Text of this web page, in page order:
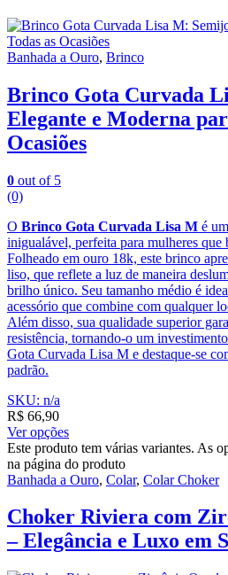
Banhada a Ouro, Brinco
Brinco Gota Curvada
Elegante e Moderna
Ocasiões
0 out of 5
(0)
O Brinco Gota Curvada Lisa M é
inigualável, perfeita para mulheres que
Folheado em ouro 18k, este brinco
liso, que reflete a luz de maneira
brilho único. Seu tamanho médio é
acessório que combine com qualquer
Além disso, sua qualidade superior
resistência, tornando-o um
Gota Curvada Lisa M e destaque-se
padrão.
SKU: n/a
R$ 66,90
Ver opções
Este produto tem várias variantes. As
na página do produto
Banhada a Ouro, Colar, Colar Choker
Choker Riviera com
– Elegância e Luxo em